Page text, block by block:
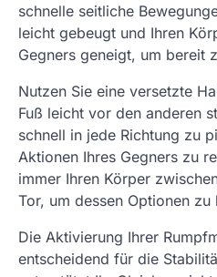
schnelle seitliche
leicht gebeugt und Ihren
Gegners geneigt, um bereit
Nutzen Sie eine versetzte
Fuß leicht vor den anderen
schnell in jede Richtung zu
Aktionen Ihres Gegners zu
immer Ihren Körper
Tor, um dessen Optionen zu
Die Aktivierung Ihrer
entscheidend für die